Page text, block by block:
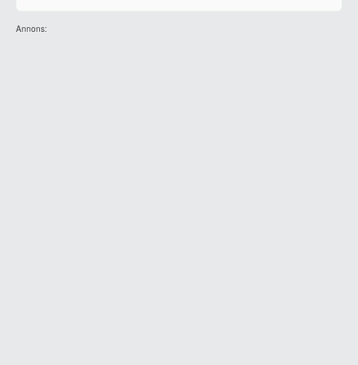
Annons: